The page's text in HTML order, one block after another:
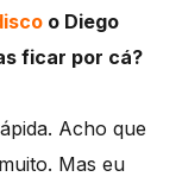
o Diego
ficar por cá?
Acho que
Mas eu